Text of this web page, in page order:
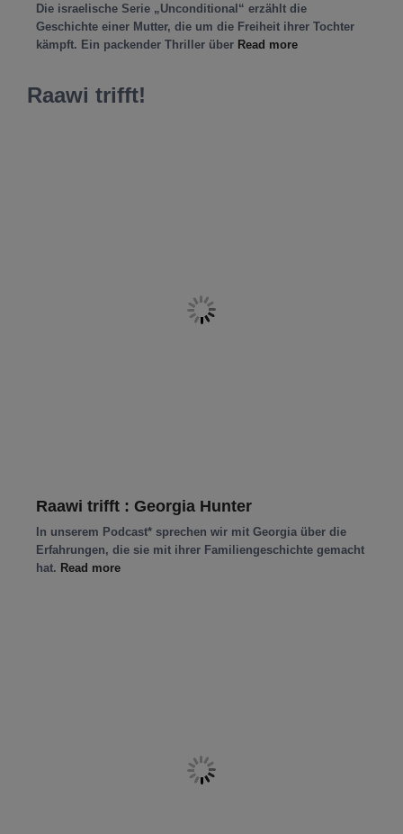
Die israelische Serie „Unconditional“ erzählt die
Geschichte einer Mutter, die um die Freiheit ihrer Tochter
kämpft. Ein packender Thriller über Read more
Raawi trifft!
Raawi trifft : Georgia Hunter
In unserem Podcast* sprechen wir mit Georgia über die
Erfahrungen, die sie mit ihrer Familiengeschichte gemacht
hat. Read more